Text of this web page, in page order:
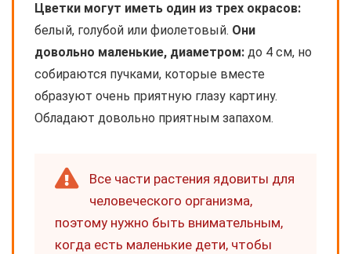
Цветки могут иметь один из трех окрасов:
белый, голубой или фиолетовый. Они
довольно маленькие, диаметром: до 4 см, но
собираются пучками, которые вместе
образуют очень приятную глазу картину.
Обладают довольно приятным запахом.
Все части растения ядовиты для
человеческого организма,
поэтому нужно быть внимательным,
когда есть маленькие дети, чтобы